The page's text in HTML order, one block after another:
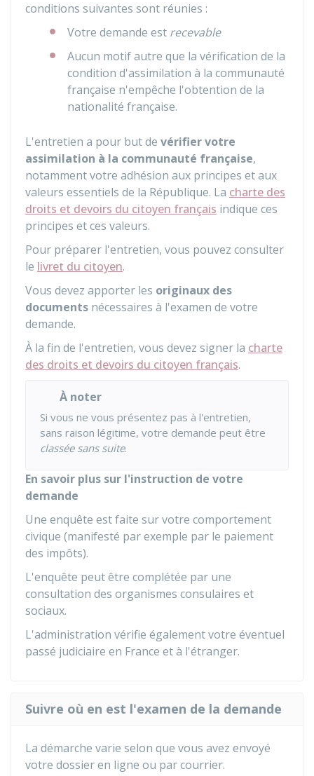
conditions suivantes sont réunies :
Votre demande est recevable
Aucun motif autre que la vérification de la
condition d'assimilation à la communauté
française n'empêche l'obtention de la
nationalité française.
L'entretien a pour but de vérifier votre
assimilation à la communauté française,
notamment votre adhésion aux principes et aux
valeurs essentiels de la République. La charte des
droits et devoirs du citoyen français indique ces
principes et ces valeurs.
Pour préparer l'entretien, vous pouvez consulter
le livret du citoyen.
Vous devez apporter les originaux des
documents nécessaires à l'examen de votre
demande.
À la fin de l'entretien, vous devez signer la charte
des droits et devoirs du citoyen français.
À noter
Si vous ne vous présentez pas à l'entretien,
sans raison légitime, votre demande peut être
classée sans suite.
En savoir plus sur l'instruction de votre
demande
Une enquête est faite sur votre comportement
civique (manifesté par exemple par le paiement
des impôts).
L'enquête peut être complétée par une
consultation des organismes consulaires et
sociaux.
L'administration vérifie également votre éventuel
passé judiciaire en France et à l'étranger.
Suivre où en est l'examen de la demande
La démarche varie selon que vous avez envoyé
votre dossier en ligne ou par courrier.